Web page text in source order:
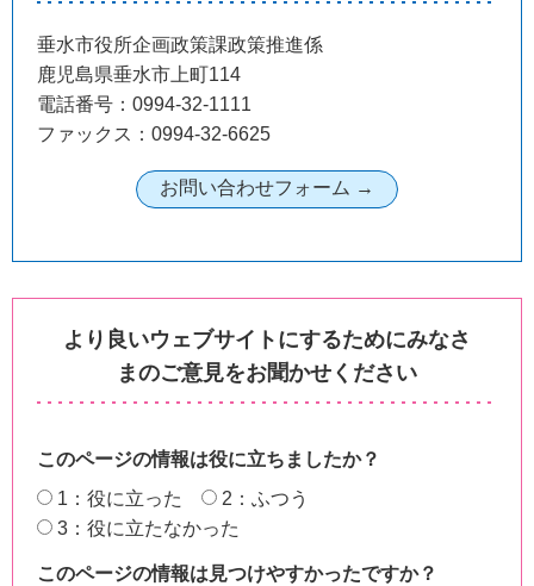
垂水市役所企画政策課政策推進係
鹿児島県垂水市上町114
電話番号：0994-32-1111
ファックス：0994-32-6625
より良いウェブサイトにするためにみなさ
まのご意見をお聞かせください
このページの情報は役に立ちましたか？
1：役に立った
2：ふつう
3：役に立たなかった
このページの情報は見つけやすかったですか？